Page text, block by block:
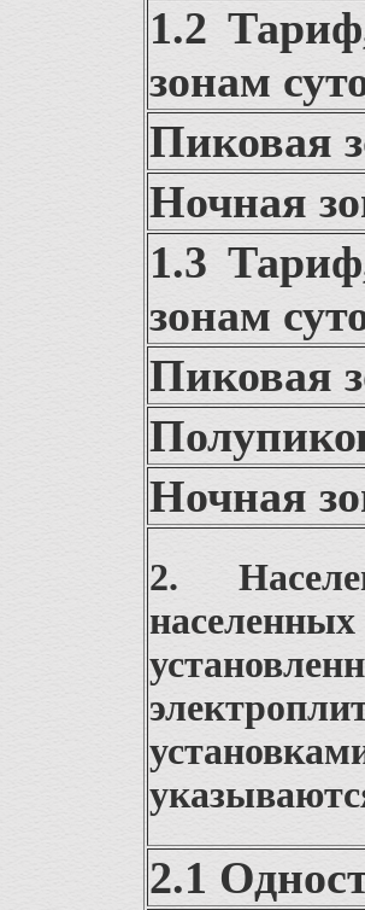
1.2
зонам
Пиковая
Ночная
1.3
зонам
Пиковая
Ночная
2.
2.1